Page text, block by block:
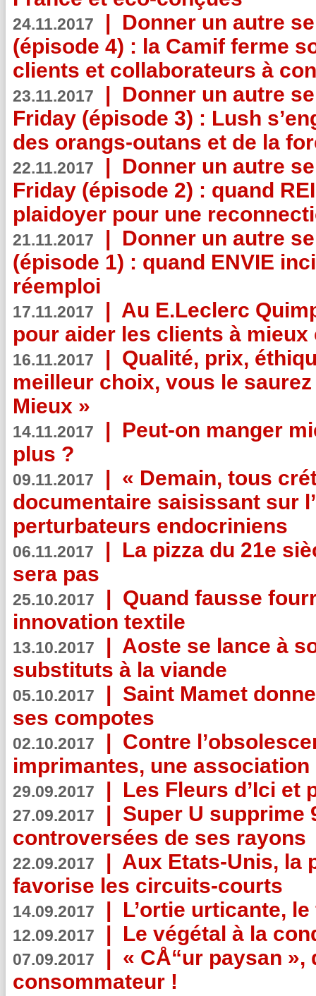
24.11.2017 | Donner un autre
(épisode 4) : la Camif ferme
clients et collaborateurs à
23.11.2017 | Donner un autre
Friday (épisode 3) : Lush
des orangs-outans et de la
22.11.2017 | Donner un autre
Friday (épisode 2) : quand
plaidoyer pour une
21.11.2017 | Donner un autre
(épisode 1) : quand ENVIE
réemploi
17.11.2017 | Au E.Leclerc
pour aider les clients à
16.11.2017 | Qualité, prix,
meilleur choix, vous le
Mieux »
14.11.2017 | Peut-on manger
plus ?
09.11.2017 | « Demain, tous
documentaire saisissant sur
perturbateurs endocriniens
06.11.2017 | La pizza du 21e
sera pas
25.10.2017 | Quand fausse
innovation textile
13.10.2017 | Aoste se lance à
substituts à la viande
05.10.2017 | Saint Mamet
ses compotes
02.10.2017 | Contre
imprimantes, une
29.09.2017 | Les Fleurs d’Ici et
27.09.2017 | Super U supprime
controversées de ses rayons
22.09.2017 | Aux Etats-Unis, la
favorise les circuits-courts
14.09.2017 | L’ortie urticante,
12.09.2017 | Le végétal à la
07.09.2017 | « CÅ“ur paysan
consommateur !